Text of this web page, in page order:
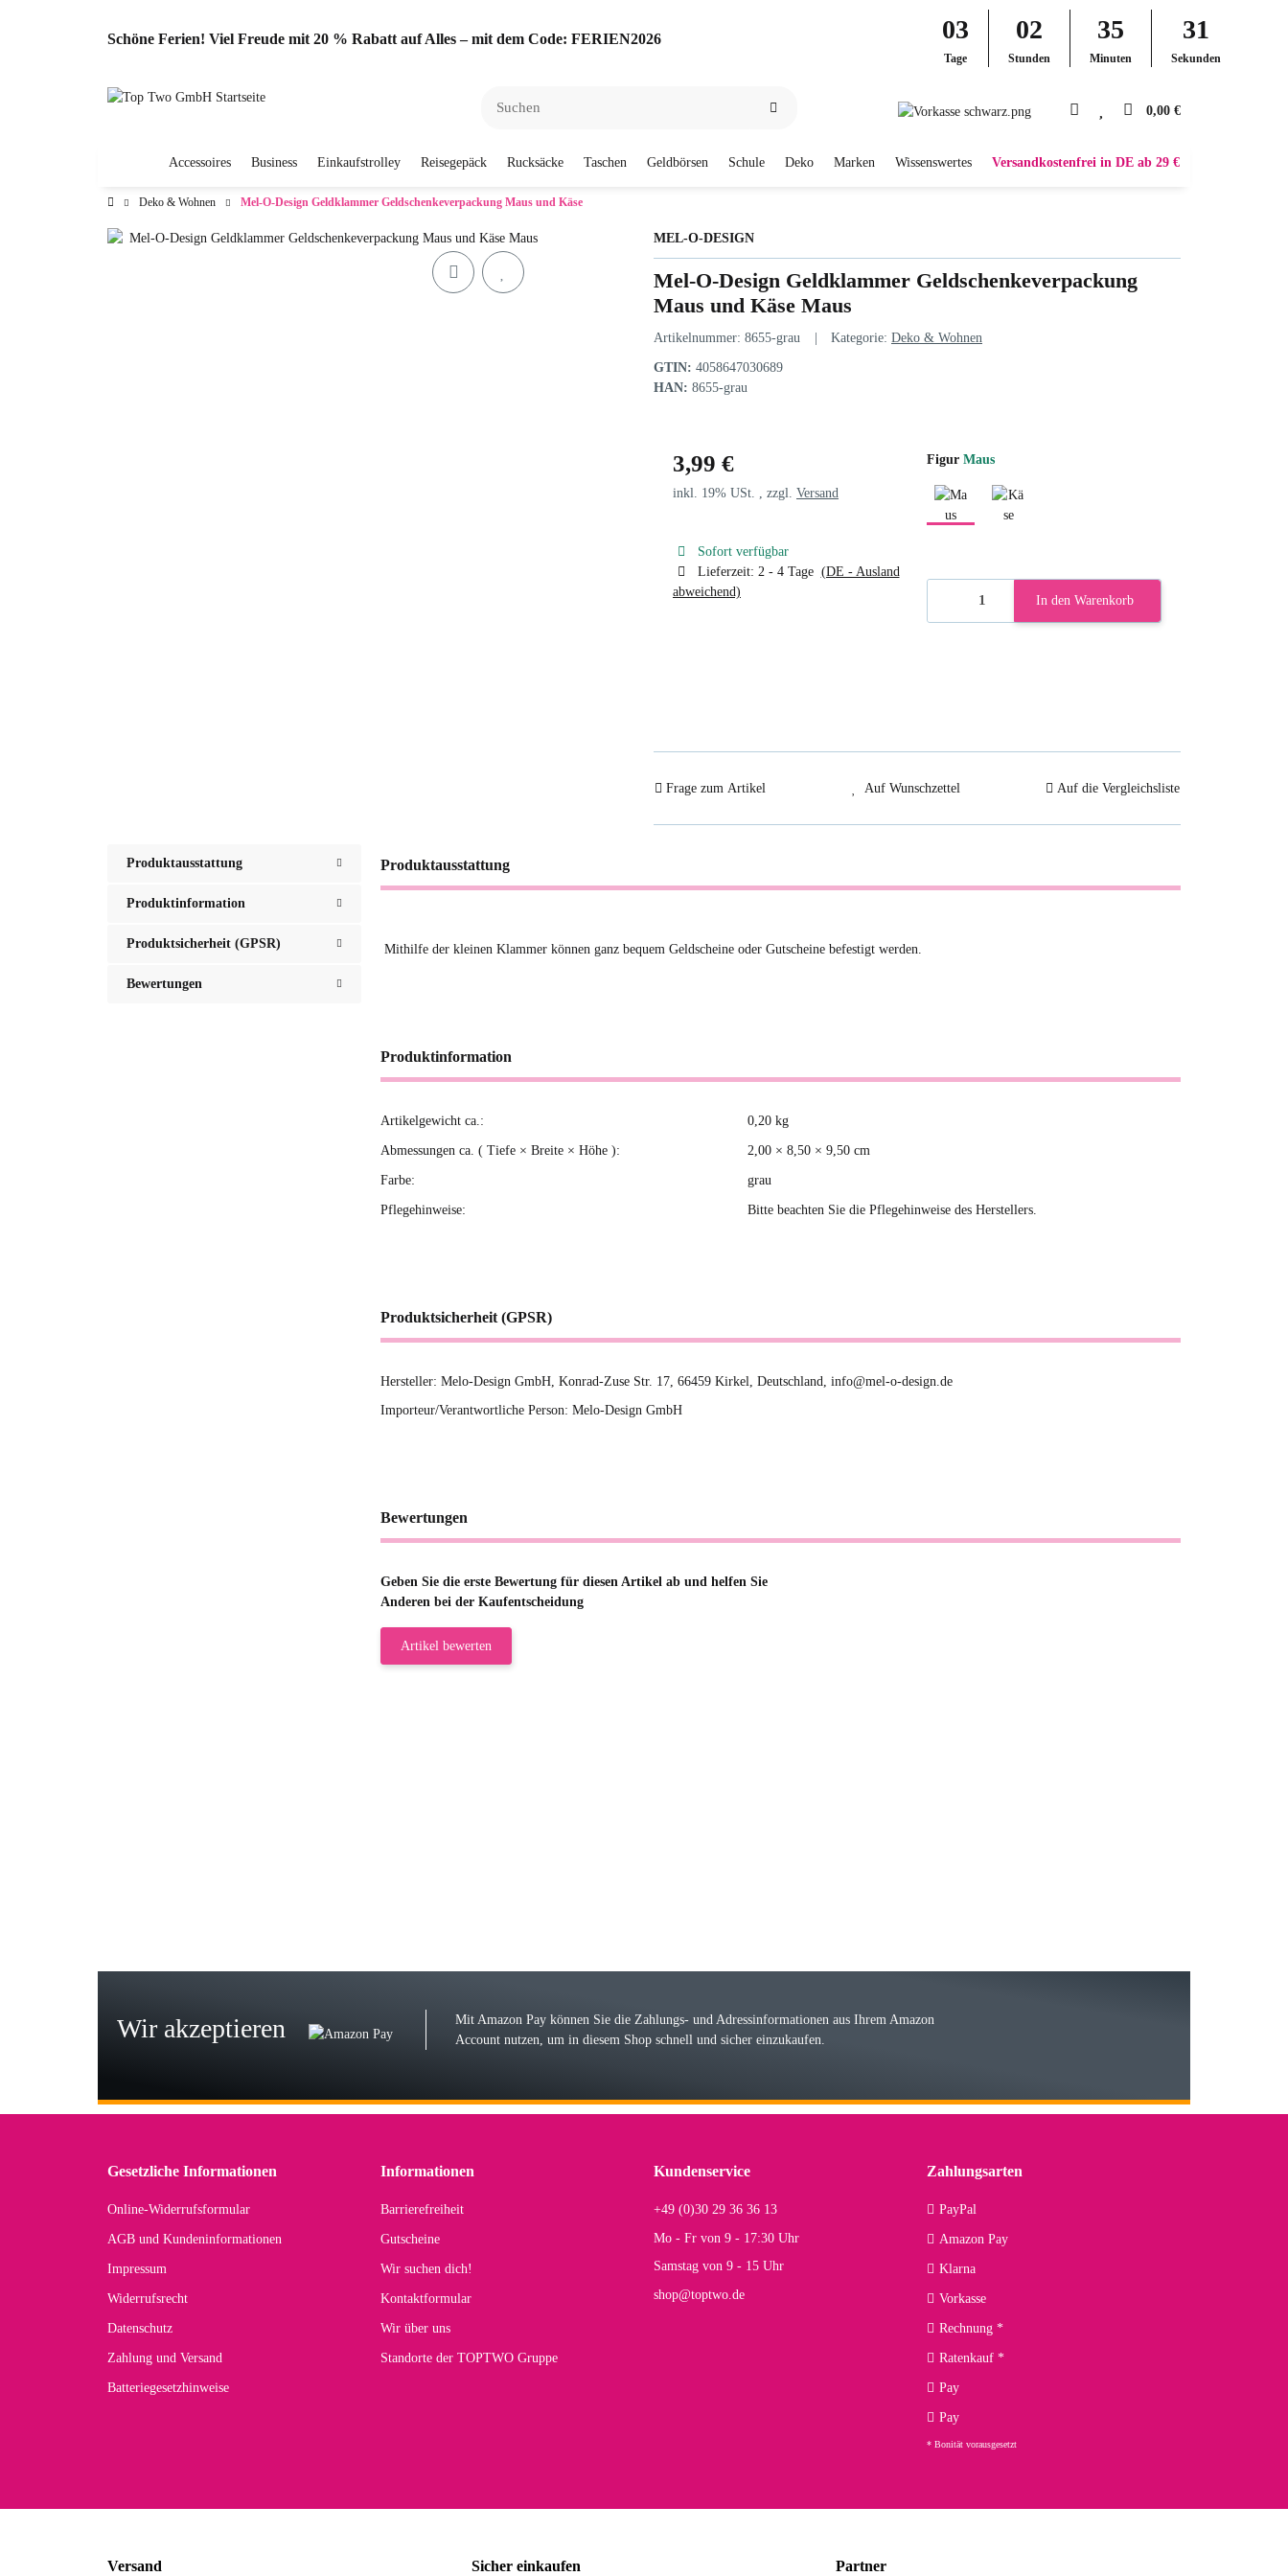
Schöne Ferien! Viel Freude mit 20 % Rabatt auf Alles – mit dem Code: FERIEN2026 03
Tage
02
Stunden
35
Minuten
30
Sekunden
0,00 €
Accessoires Business Einkaufstrolley Reisegepäck Rucksäcke Taschen Geldbörsen Schule Deko Marken Wissenswertes Versandkostenfrei in DE ab 29 €
Deko & Wohnen Mel-O-Design Geldklammer Geldschenkeverpackung Maus und Käse
MEL-O-DESIGN
Mel-O-Design Geldklammer Geldschenkeverpackung
Maus und Käse Maus
Artikelnummer: 8655-grau Kategorie: Deko & Wohnen
GTIN: 4058647030689
HAN: 8655-grau
3,99 €
inkl. 19% USt. , zzgl. Versand
Sofort verfügbar
Lieferzeit: 2 - 4 Tage (DE - Ausland
abweichend)
Figur Maus
In den Warenkorb
Frage zum Artikel Auf Wunschzettel Auf die Vergleichsliste
Produktausstattung
Produktinformation
Produktsicherheit (GPSR)
Bewertungen
Produktausstattung
Mithilfe der kleinen Klammer können ganz bequem Geldscheine oder Gutscheine befestigt werden.
Produktinformation
Produkteigenschaft
Wert
Artikelgewicht ca.: 0,20 kg
Abmessungen ca. ( Tiefe × Breite × Höhe ): 2,00 × 8,50 × 9,50 cm
Farbe: grau
Pflegehinweise: Bitte beachten Sie die Pflegehinweise des Herstellers.
Produktsicherheit (GPSR)
Hersteller: Melo-Design GmbH, Konrad-Zuse Str. 17, 66459 Kirkel, Deutschland, info@mel-o-design.de
Importeur/Verantwortliche Person: Melo-Design GmbH
Bewertungen
Geben Sie die erste Bewertung für diesen Artikel ab und helfen Sie
Anderen bei der Kaufentscheidung
Artikel bewerten
Der Koffer macht einen sehr soliden Eindruck. Die Zuverlässigkeit muss sich noch in den kommenden Jahren herausstellen. Spannend wird es falls
Hans E
Wir akzeptieren
Mit Amazon Pay können Sie die Zahlungs- und Adressinformationen aus Ihrem Amazon
Account nutzen, um in diesem Shop schnell und sicher einzukaufen.
Gesetzliche Informationen
Online-Widerrufsformular
AGB und Kundeninformationen
Impressum
Widerrufsrecht
Datenschutz
Zahlung und Versand
Batteriegesetzhinweise
Informationen
Barrierefreiheit
Gutscheine
Wir suchen dich!
Kontaktformular
Wir über uns
Standorte der TOPTWO Gruppe
Kundenservice
+49 (0)30 29 36 36 13
Mo - Fr von 9 - 17:30 Uhr
Samstag von 9 - 15 Uhr
shop@toptwo.de
Zahlungsarten
PayPal
Amazon Pay
Klarna
Vorkasse
Rechnung *
Ratenkauf *
Pay
Pay
* Bonität vorausgesetzt
Versand Sicher einkaufen Partner